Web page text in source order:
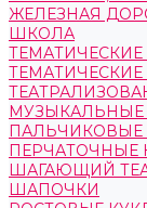
ЖЕЛЕЗНАЯ
ШКОЛА
МУЗЫКАЛЬНЫЕ
ПАЛЬЧИКОВЫЕ
ПЕРЧАТОЧНЫЕ
ШАГАЮЩИЙ
ШАПОЧКИ